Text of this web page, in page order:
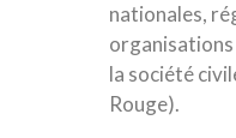
nationales,
la société
Rouge).